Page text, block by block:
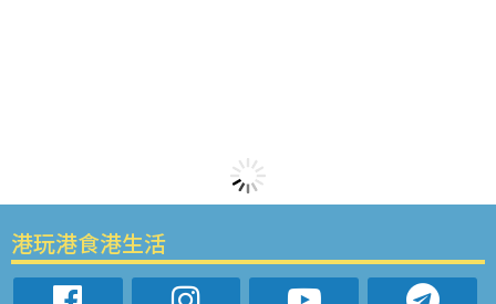
港玩港食港生活